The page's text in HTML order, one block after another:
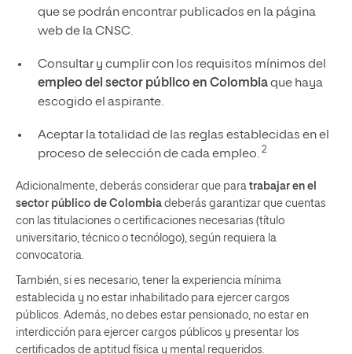
que se podrán encontrar publicados en la página
web de la CNSC.
Consultar y cumplir con los requisitos mínimos del
empleo del sector público en Colombiaque haya
escogido el aspirante.
Aceptar la totalidad de las reglas establecidas en el
proceso de selección de cada empleo. 2
Adicionalmente, deberás considerar que para trabajar en el
sector público de Colombia deberás garantizar que cuentas
con las titulaciones o certificaciones necesarias (título
universitario, técnico o tecnólogo), según requiera la
convocatoria.
También, si es necesario, tener la experiencia mínima
establecida y no estar inhabilitado para ejercer cargos
públicos. Además, no debes estar pensionado, no estar en
interdicción para ejercer cargos públicos y presentar los
certificados de aptitud física y mental requeridos.